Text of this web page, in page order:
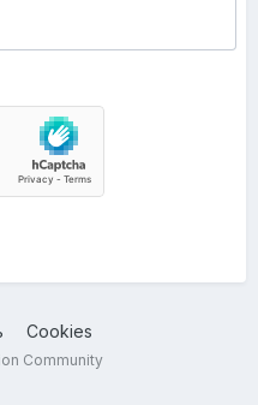
Cookies
Community